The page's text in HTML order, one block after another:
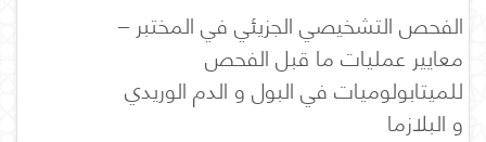
الفحص التشخيصي الجزيئي في المختبر –
معايير عمليات ما قبل الفحص
للميتابولوميات في البول و الدم الوريدي
و البلازما